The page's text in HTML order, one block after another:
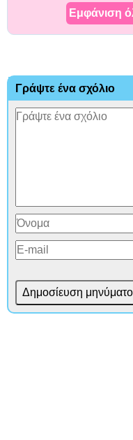
Εμφάνιση
Γράψτε ένα σχόλιο